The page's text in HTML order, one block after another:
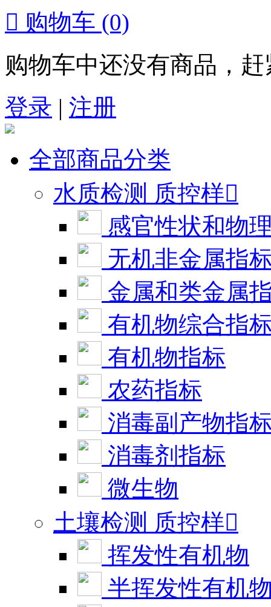
 购物车 (0)
购物车中还没有商品，
登录 | 注册
全部商品分类
水质检测 质控样
感官性状和物
无机非金属指
金属和类金属
有机物综合指
有机物指标
农药指标
消毒副产物指
消毒剂指标
微生物
土壤检测 质控样
挥发性有机物
半挥发性有机